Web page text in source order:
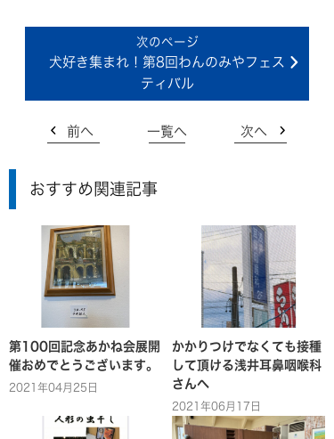
犬好き集まれ！第8回わんのみやフェス
ティバル
前へ 一覧へ 次へ
おすすめ関連記事
第100回記念あかね会展開
催おめでとうございます。
2021年04月25日
かかりつけでなくても接種
して頂ける浅井耳鼻咽喉科
さんへ
2021年06月17日